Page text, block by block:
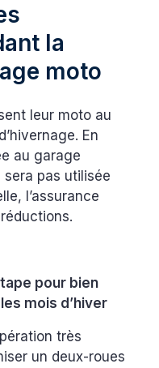
la
moto
leur moto au
En
au garage
sera pas utilisée
l’assurance
pour bien
mois d’hiver
très
un deux-roues